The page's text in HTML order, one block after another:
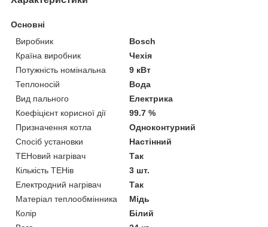
Основні
Виробник
Bosch
Країна виробник
Чехія
Потужність номінальна
9 кВт
Теплоносій
Вода
Вид пального
Електрика
Коефіцієнт корисної дії
99.7 %
Призначення котла
Одноконтурний
Спосіб установки
Настінний
ТЕНовий нагрівач
Так
Кількість ТЕНів
3 шт.
Електродний нагрівач
Так
Матеріал теплообмінника
Мідь
Колір
Білий